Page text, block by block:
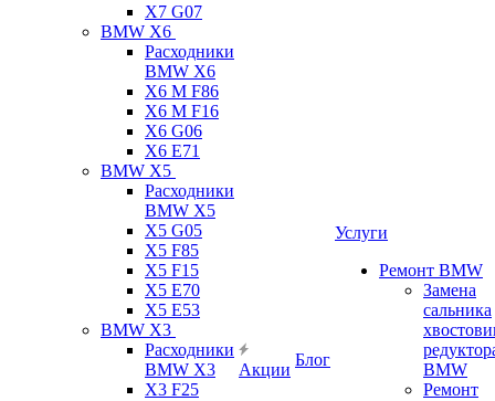
X7 G07
BMW X6
Расходники
BMW X6
X6 M F86
X6 M F16
X6 G06
X6 E71
BMW X5
Расходники
BMW X5
X5 G05
X5 F85
X5 F15
X5 E70
X5 E53
BMW X3
Расходники
BMW X3
X3 F25
Акции
Блог
Услуги
Ремонт BMW
Замена
сальника
BMW
Ремонт